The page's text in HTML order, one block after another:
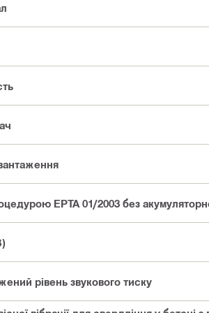
EPTA 01/2003 без
рівень звукового тиску